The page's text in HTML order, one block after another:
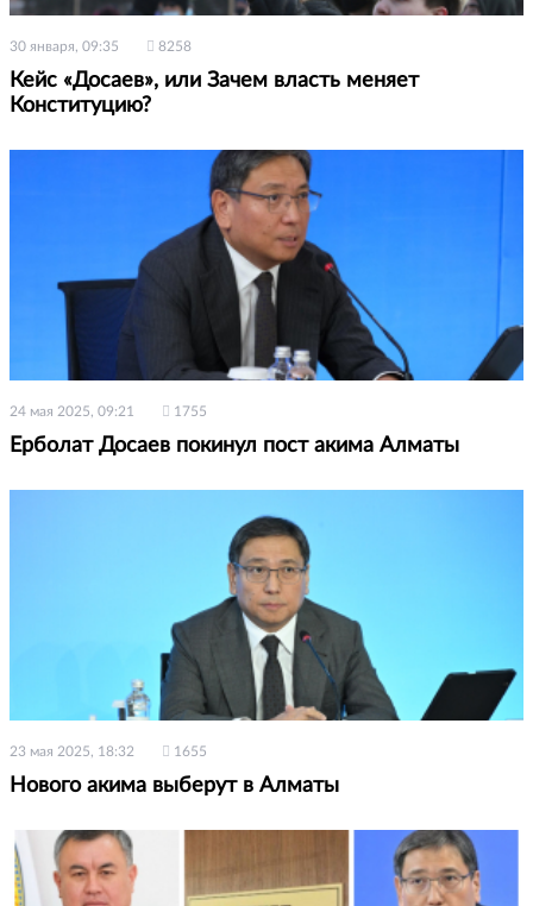
30 января, 09:35 8258
Кейс «Досаев», или Зачем власть меняет
Конституцию?
24 мая 2025, 09:21 1755
Ерболат Досаев покинул пост акима Алматы
23 мая 2025, 18:32 1655
Нового акима выберут в Алматы